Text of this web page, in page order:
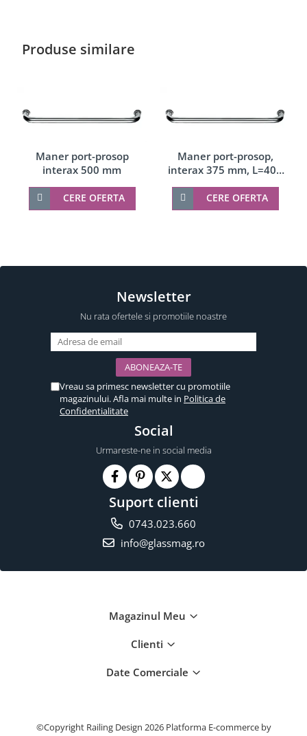
Produse similare
Maner port-prosop
interax 500 mm
CERE OFERTA
Maner port-prosop,
interax 375 mm, L=400
mm
CERE OFERTA
Newsletter
Nu rata ofertele si promotiile noastre
Vreau sa primesc newsletter cu promotiile
magazinului. Afla mai multe in Politica de
Confidentialitate
Social
Urmareste-ne in social media
Suport clienti
0743.023.660
info@glassmag.ro
Magazinul Meu
Clienti
Date Comerciale
©Copyright Railing Design 2026 Platforma E-commerce by